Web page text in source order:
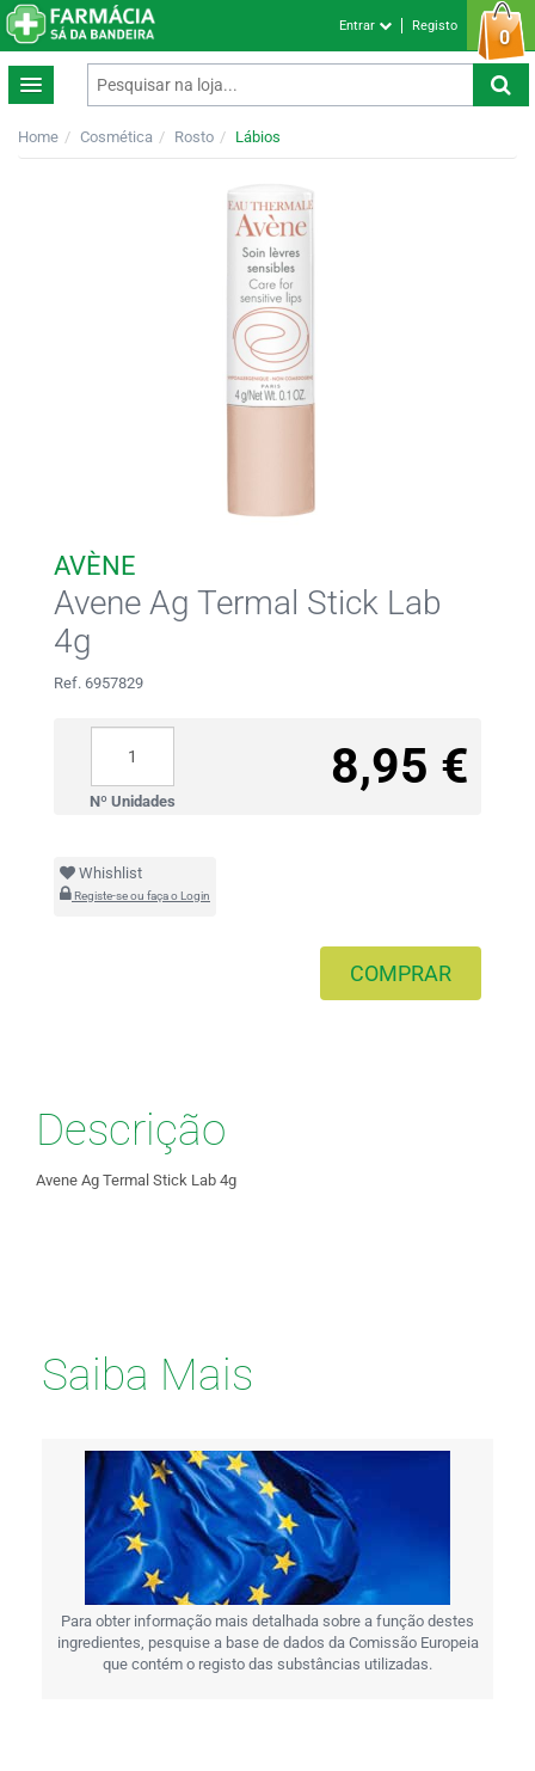
0
Entrar Registo
Home Cosmética Rosto Lábios
AVÈNE
Avene Ag Termal Stick Lab
4g
Ref. 6957829
8,95 €
Nº Unidades
Whishlist
Registe-se ou faça o Login
COMPRAR
Descrição
Avene Ag Termal Stick Lab 4g
Saiba Mais
Para obter informação mais detalhada sobre a função destes
ingredientes, pesquise a base de dados da Comissão Europeia
que contém o registo das substâncias utilizadas.